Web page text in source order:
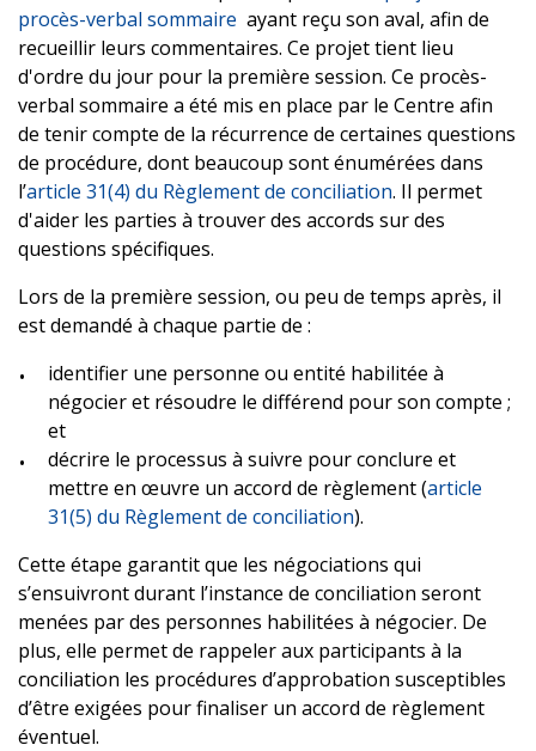
procès-verbal sommaire ayant reçu son aval, afin de
recueillir leurs commentaires. Ce projet tient lieu
d'ordre du jour pour la première session. Ce procès-
verbal sommaire a été mis en place par le Centre afin
de tenir compte de la récurrence de certaines questions
de procédure, dont beaucoup sont énumérées dans
l’article 31(4) du Règlement de conciliation. Il permet
d'aider les parties à trouver des accords sur des
questions spécifiques.
Lors de la première session, ou peu de temps après, il
est demandé à chaque partie de :
identifier une personne ou entité habilitée à
négocier et résoudre le différend pour son compte ;
et
décrire le processus à suivre pour conclure et
mettre en œuvre un accord de règlement (article
31(5) du Règlement de conciliation).
Cette étape garantit que les négociations qui
s’ensuivront durant l’instance de conciliation seront
menées par des personnes habilitées à négocier. De
plus, elle permet de rappeler aux participants à la
conciliation les procédures d’approbation susceptibles
d’être exigées pour finaliser un accord de règlement
éventuel.